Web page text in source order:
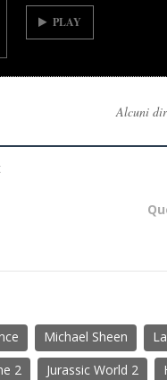
PLAY
Alcuni
Michael Sheen
2 Jurassic World 2